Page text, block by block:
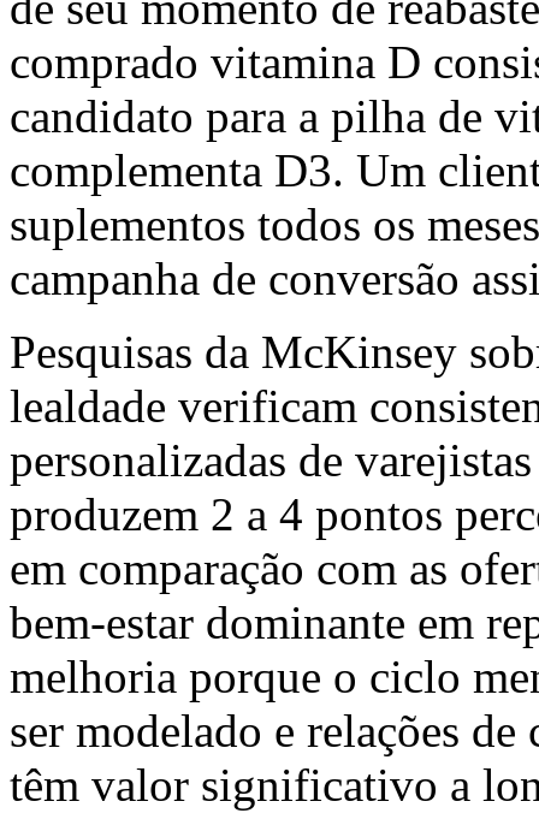
comprado vitamina D
candidato para a pilha de
complementa D3. Um
suplementos todos os
campanha de conversão
Pesquisas da McKinsey
lealdade verificam
personalizadas de
produzem 2 a 4 pontos
em comparação com as
bem-estar dominante em
melhoria porque o ciclo
ser modelado e relações
têm valor significativo a